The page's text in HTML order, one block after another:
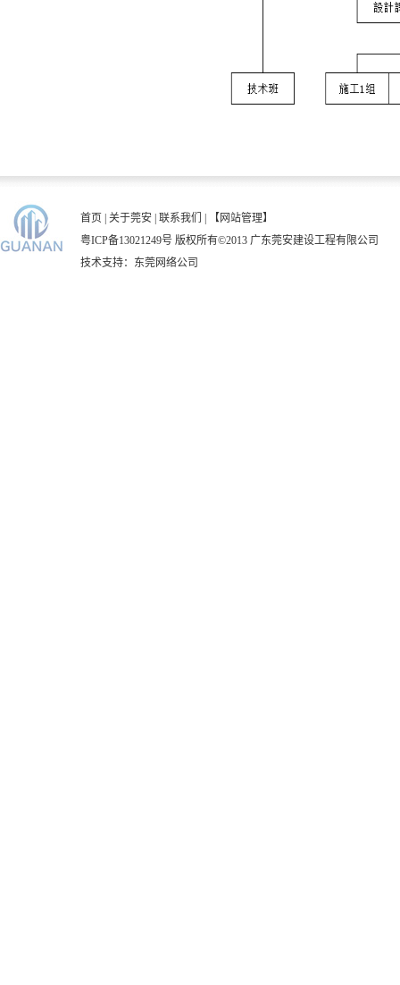
首页 关于莞安 联系我们
【网站管理】
粤ICP备13021249号 版权所有©2013 广东莞安建设工程有限公司
技术支持： 东莞网络公司